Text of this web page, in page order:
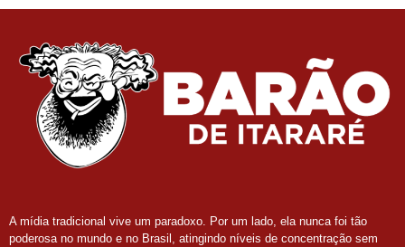
A mídia tradicional vive um paradoxo. Por um lado, ela nunca foi tão
poderosa no mundo e no Brasil, atingindo níveis de concentração sem